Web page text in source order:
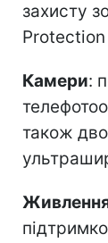
захисту
Protection
Камери:
також